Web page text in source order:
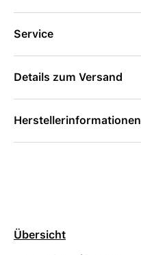
Service
Details zum Versand
Herstellerinformationen
Übersicht